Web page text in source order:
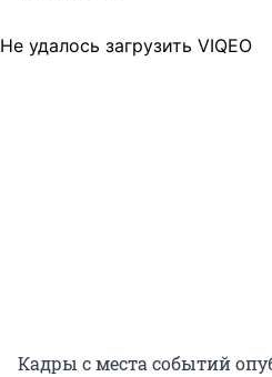
Не удалось загрузить VIQEO
Кадры с места событий